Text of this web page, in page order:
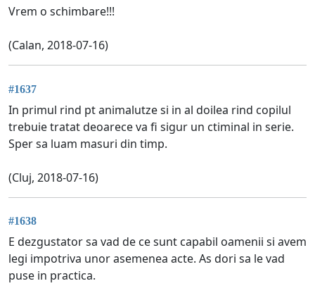
Vrem o schimbare!!!
(Calan, 2018-07-16)
#1637
In primul rind pt animalutze si in al doilea rind copilul
trebuie tratat deoarece va fi sigur un ctiminal in serie.
Sper sa luam masuri din timp.
(Cluj, 2018-07-16)
#1638
E dezgustator sa vad de ce sunt capabil oamenii si avem
legi impotriva unor asemenea acte. As dori sa le vad
puse in practica.